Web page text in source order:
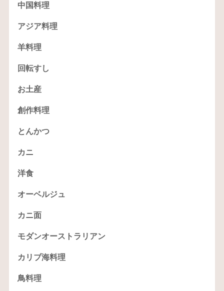
中国料理
アジア料理
羊料理
回転すし
お土産
創作料理
とんかつ
カニ
洋食
オーベルジュ
カニ面
モダンオーストラリアン
カリブ海料理
鳥料理